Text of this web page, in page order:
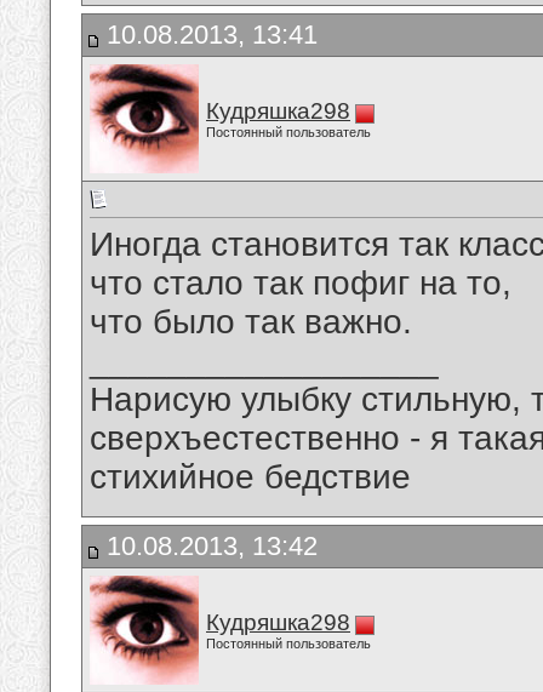
10.08.2013, 13:41
Кудряшка298
Постоянный пользователь
Иногда становится так
что стало так пофиг на то,
что было так важно.
Нарисую улыбку стильную,
сверхъестественно - я
стихийное бедствие
10.08.2013, 13:42
Кудряшка298
Постоянный пользователь